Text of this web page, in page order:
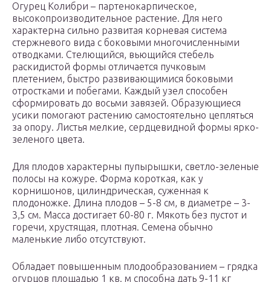
Огурец Колибри – партенокарпическое,
высокопроизводительное растение. Для него
характерна сильно развитая корневая система
стержневого вида с боковыми многочисленными
отводками. Стелющийся, вьющийся стебель
раскидистой формы отличается пучковым
плетением, быстро развивающимися боковыми
отростками и побегами. Каждый узел способен
сформировать до восьми завязей. Образующиеся
усики помогают растению самостоятельно цепляться
за опору. Листья мелкие, сердцевидной формы ярко-
зеленого цвета.
Для плодов характерны пупырышки, светло-зеленые
полосы на кожуре. Форма короткая, как у
корнишонов, цилиндрическая, суженная к
плодоножке. Длина плодов – 5-8 см, в диаметре – 3-
3,5 см. Масса достигает 60-80 г. Мякоть без пустот и
горечи, хрустящая, плотная. Семена обычно
маленькие либо отсутствуют.
Обладает повышенным плодообразованием – грядка
огурцов площадью 1 кв. м способна дать 9-11 кг